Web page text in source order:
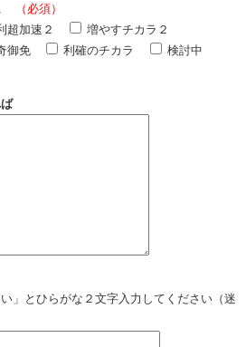
（必須）
超加速２
増やすチカラ２
御免 利確のチカラ
検討中
」とひらがな２文字入力してください（迷